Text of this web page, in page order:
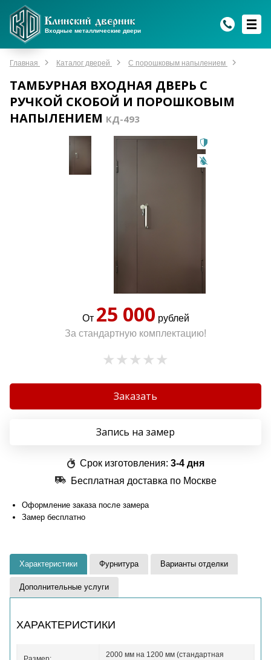
Входные металлические двери
Главная Каталог дверей С порошковым напылением
ТАМБУРНАЯ ВХОДНАЯ ДВЕРЬ С
РУЧКОЙ СКОБОЙ И ПОРОШКОВЫМ
НАПЫЛЕНИЕМ КД-493
От 25 000 рублей
За стандартную комплектацию!
Заказать
Запись на замер
Срок изготовления: 3-4 дня
Бесплатная доставка по Москве
Оформление заказа после замера
Замер бесплатно
Характеристики Фурнитура Варианты отделки
Дополнительные услуги
ХАРАКТЕРИСТИКИ
2000 мм на 1200 мм (стандартная
Max
Мы онлайн!
WhatsApp
Мы онлайн!
Telegram
Мы онлайн!
Max
Мы онлайн!
WhatsApp
Мы онлайн!